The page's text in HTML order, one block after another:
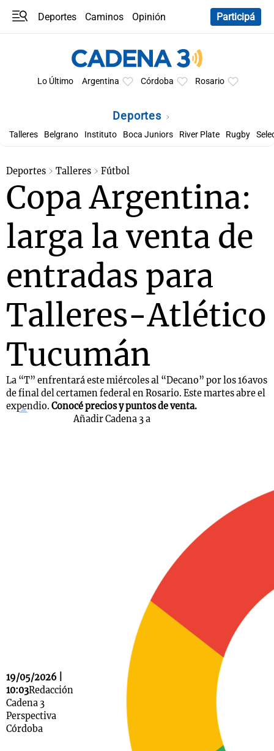
Deportes Caminos
Opinión
Participá
Lo Último Argentina Córdoba Rosario
Deportes
Talleres Belgrano Instituto Boca Juniors River Plate Rugby
Deportes Talleres Fútbol
Copa Argentina:
larga la venta de
entradas para
Talleres-Atlético
Tucumán
La “T” enfrentará este miércoles al “Decano” por los 16avos
de final del certamen federal en Rosario. Este martes abre el
expendio. Conocé precios y puntos de venta.
19/05/2026 |
10:03Redacción
Cadena 3
Perspectiva
Córdoba
Añadir Cadena 3 a
Mundial 2026
La Sole en
Cadena 3